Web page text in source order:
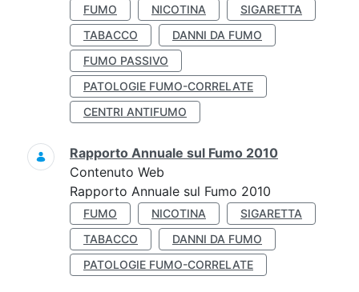
FUMO NICOTINA
SIGARETTA
TABACCO
DANNI DA FUMO
FUMO PASSIVO
PATOLOGIE FUMO-CORRELATE
CENTRI ANTIFUMO
Rapporto Annuale sul Fumo 2010
Contenuto Web
Rapporto Annuale sul Fumo 2010
FUMO NICOTINA
SIGARETTA
TABACCO
DANNI DA FUMO
PATOLOGIE FUMO-CORRELATE